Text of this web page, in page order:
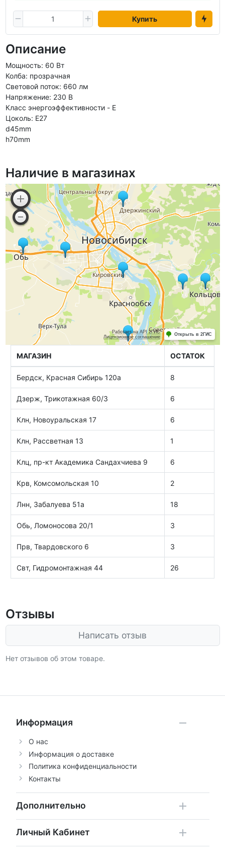
Купить
Описание
Мощность: 60 Вт
Колба: прозрачная
Световой поток: 660 лм
Напряжение: 230 В
Класс энергоэффективности - E
Цоколь: E27
d45mm
h70mm
Наличие в магазинах
МАГАЗИН ОСТАТОК
Бердск, Красная Сибирь 120а 8
Дзерж, Трикотажная 60/3 6
Клн, Новоуральская 17 6
Клн, Рассветная 13 1
Клц, пр-кт Академика Сандахчиева 9 6
Крв, Комсомольская 10 2
Лнн, Забалуева 51а 18
Обь, Ломоносова 20/1 3
Прв, Твардовского 6 3
Свт, Гидромонтажная 44 26
Отзывы
Написать отзыв
Нет отзывов об этом товаре.
Информация
О нас
Информация о доставке
Политика конфиденциальности
Контакты
Дополнительно
Личный Кабинет